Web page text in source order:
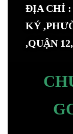
ĐỊA CHỈ :
KÝ
,QUẬN